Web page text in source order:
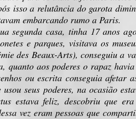
isso a relutância do garota
embarcando rumo a Paris.
casa, tinha 17 anos
e parques, visitava os
des Beaux-Arts), conseguiu a
aos poderes o rapaz
ou escrita conseguia afetar
seus poderes, na ocasião
estava feliz, descobriu que
vez eram pessoas que